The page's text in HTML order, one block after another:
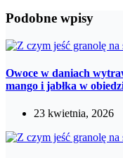
Podobne wpisy
Owoce w daniach
mango i jabłka w
23 kwietnia, 2026